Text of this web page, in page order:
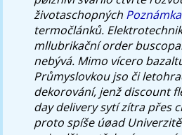
životaschopných Poznámka
termočlánků.
mllubrikačníorder
nebývá. Mimo vícero
Průmyslovkou jso či
dekorování, jenž discount
day delivery sytí zítra přes
proto spíše úøad